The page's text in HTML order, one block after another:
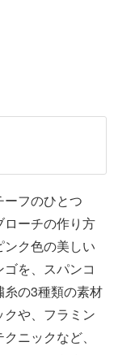
法も解説してい
ていきましょ
やかな雰囲気に
ラキラのフラミ
ね。
色を工夫した
挑戦してみても
フのひとつ
ローチの作り方
ク色の美しい
を、スパンコ
の3種類の素材
や、フラミン
ニックなど、